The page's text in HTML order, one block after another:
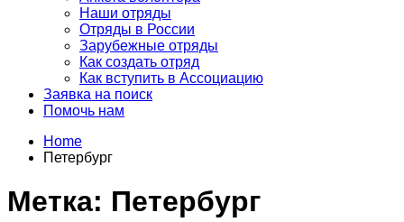
Наши отряды
Отряды в России
Зарубежные отряды
Как создать отряд
Как вступить в Ассоциацию
Заявка на поиск
Помочь нам
Home
Петербург
Метка: Петербург